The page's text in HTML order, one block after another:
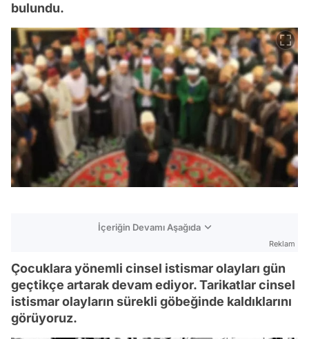
bulundu.
İçeriğin Devamı Aşağıda
Reklam
Çocuklara yönemli cinsel istismar olayları gün
geçtikçe artarak devam ediyor. Tarikatlar cinsel
istismar olayların sürekli göbeğinde kaldıklarını
görüyoruz.